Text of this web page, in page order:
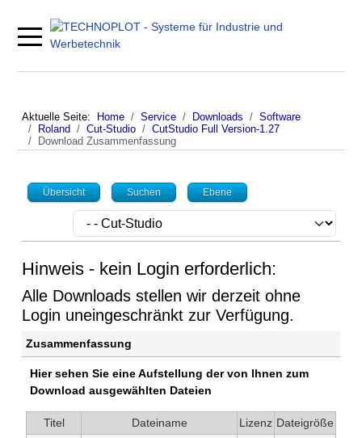
Mobile Menu Toggle
Aktuelle Seite: Home Service Downloads
Software
Roland
Cut-Studio
CutStudio Full Version-1.27
Download Zusammenfassung
Übersicht Suchen Ebene
Hinweis - kein Login erforderlich:
Alle Downloads stellen wir derzeit ohne
Login uneingeschränkt zur Verfügung.
Zusammenfassung
Hier sehen Sie eine Aufstellung der von Ihnen zum
Download ausgewählten Dateien
Titel Dateiname Lizenz Dateigröße